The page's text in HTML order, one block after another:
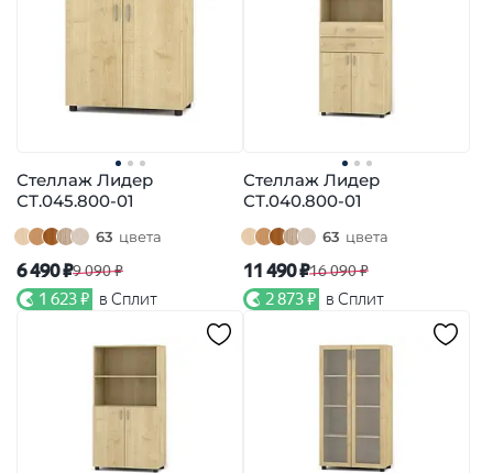
Стеллаж Лидер
СТ.045.800-01
63 цвета
6 490 ₽9 090 ₽
1 623 ₽ в Сплит
Стеллаж Лидер
СТ.040.800-01
63 цвета
11 490 ₽16 090 ₽
2 873 ₽ в Сплит